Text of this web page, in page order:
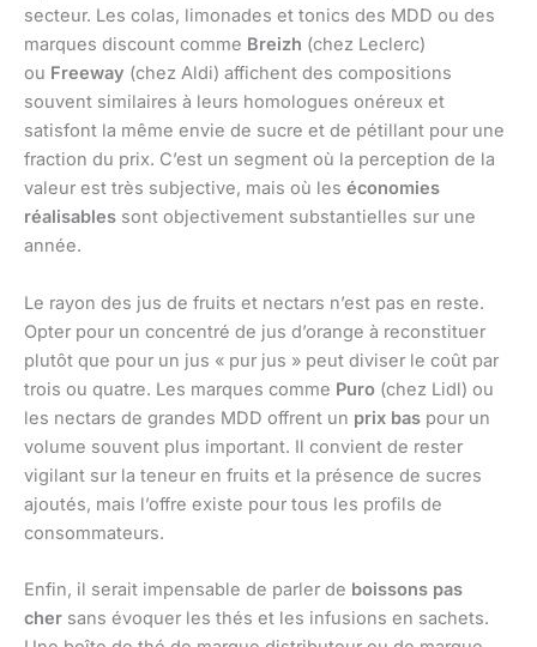
secteur. Les colas, limonades et tonics des MDD ou des
marques discount comme Breizh (chez Leclerc)
ou Freeway (chez Aldi) affichent des compositions
souvent similaires à leurs homologues onéreux et
satisfont la même envie de sucre et de pétillant pour une
fraction du prix. C’est un segment où la perception de la
valeur est très subjective, mais où les économies
réalisables sont objectivement substantielles sur une
année.
Le rayon des jus de fruits et nectars n’est pas en reste.
Opter pour un concentré de jus d’orange à reconstituer
plutôt que pour un jus « pur jus » peut diviser le coût par
trois ou quatre. Les marques comme Puro (chez Lidl) ou
les nectars de grandes MDD offrent un prix bas pour un
volume souvent plus important. Il convient de rester
vigilant sur la teneur en fruits et la présence de sucres
ajoutés, mais l’offre existe pour tous les profils de
consommateurs.
Enfin, il serait impensable de parler de boissons pas
cher sans évoquer les thés et les infusions en sachets.